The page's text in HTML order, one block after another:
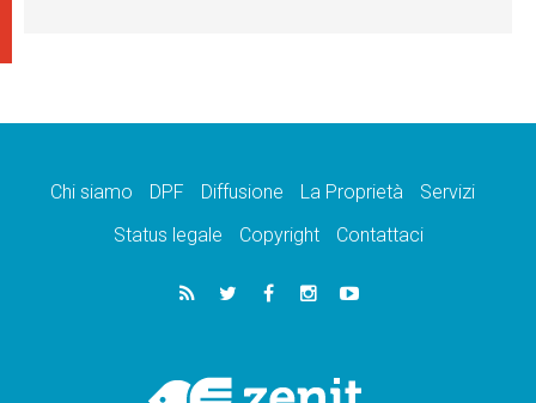
Chi siamo DPF Diffusione La Proprietà
Servizi
Status legale
Copyright Contattaci